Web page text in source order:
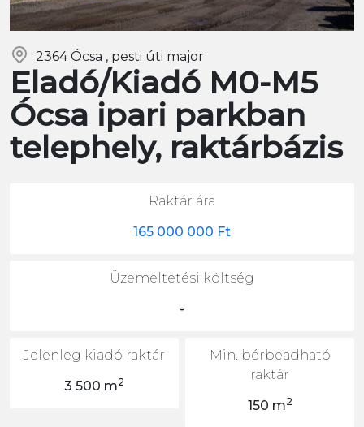
2364 Ócsa , pesti úti major
Eladó/Kiadó M0-M5
Ócsa ipari parkban
telephely, raktárbázis
Raktár ára
165 000 000 Ft
Üzemeltetési költség
-
Jelenleg kiadó raktár
3 500 m2
Min. bérbeadható
raktár
150 m2